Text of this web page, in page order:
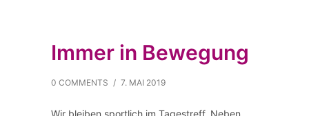
Immer in Bewegung
0 COMMENTS / 7. MAI 2019
Wir bleiben sportlich im Tagestreff. Neben